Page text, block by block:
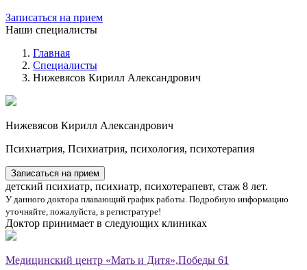
Записаться на прием
Наши специалисты
Главная
Специалисты
Нижевясов Кирилл Александрович
Нижевясов Кирилл Александрович
Психиатрия, Психиатрия, психология, психотерапия
Записаться на прием
детский психиатр, психиатр, психотерапевт, стаж 8 лет.
У данного доктора плавающий график работы. Подробную информацию
уточняйте, пожалуйста, в регистратуре!
Доктор принимает в следующих клиниках
Медицинский центр «Мать и Дитя»,Победы 61